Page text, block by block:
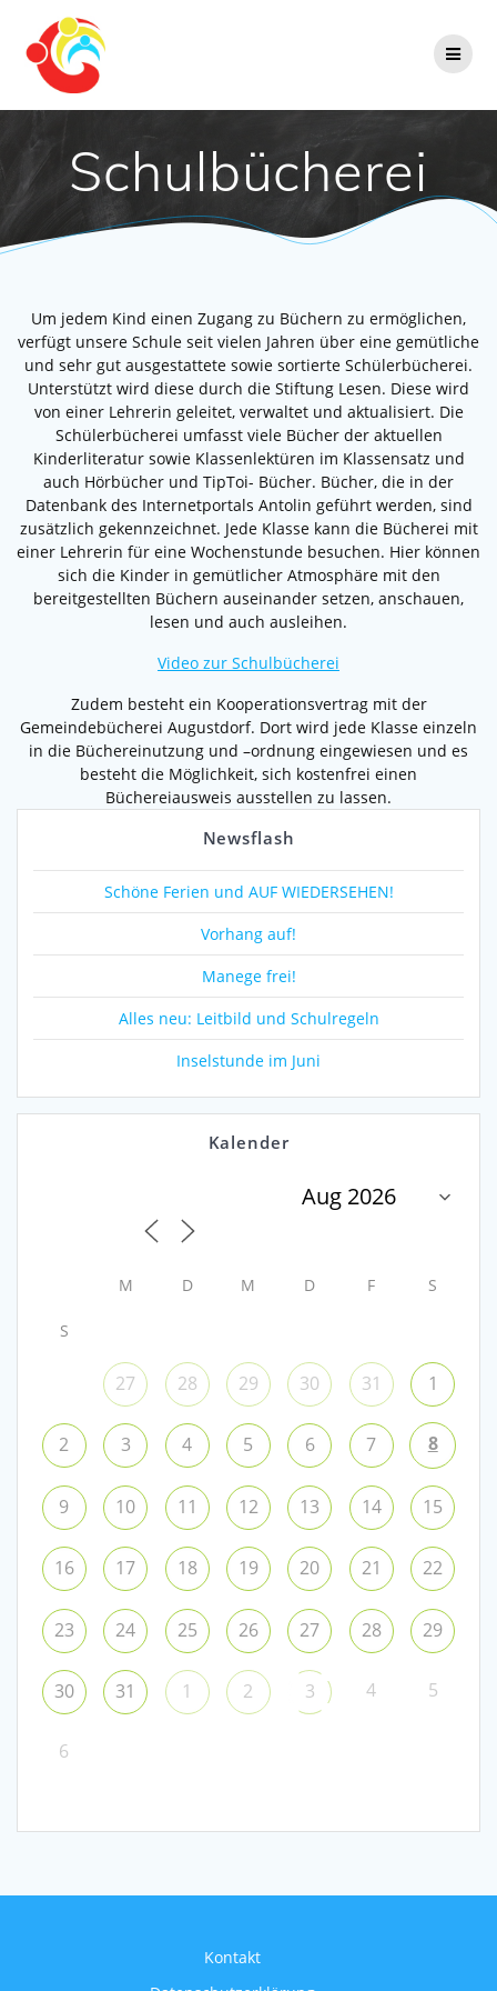
Schulbücherei
Um jedem Kind einen Zugang zu Büchern zu ermöglichen,
verfügt unsere Schule seit vielen Jahren über eine gemütliche
und sehr gut ausgestattete sowie sortierte Schülerbücherei.
Unterstützt wird diese durch die Stiftung Lesen. Diese wird
von einer Lehrerin geleitet, verwaltet und aktualisiert. Die
Schülerbücherei umfasst viele Bücher der aktuellen
Kinderliteratur sowie Klassenlektüren im Klassensatz und
auch Hörbücher und TipToi- Bücher. Bücher, die in der
Datenbank des Internetportals Antolin geführt werden, sind
zusätzlich gekennzeichnet. Jede Klasse kann die Bücherei mit
einer Lehrerin für eine Wochenstunde besuchen. Hier können
sich die Kinder in gemütlicher Atmosphäre mit den
bereitgestellten Büchern auseinander setzen, anschauen,
lesen und auch ausleihen.
Video zur Schulbücherei
Zudem besteht ein Kooperationsvertrag mit der
Gemeindebücherei Augustdorf. Dort wird jede Klasse einzeln
in die Büchereinutzung und –ordnung eingewiesen und es
besteht die Möglichkeit, sich kostenfrei einen
Büchereiausweis ausstellen zu lassen.
Newsflash
Schöne Ferien und AUF WIEDERSEHEN!
Vorhang auf!
Manege frei!
Alles neu: Leitbild und Schulregeln
Inselstunde im Juni
Kalender
M D M D F S
S
27 28 29 30 31 1
2 3 4 5 6 7 8
9 10 11 12 13 14 15
16 17 18 19 20 21 22
23 24 25 26 27 28 29
30 31 1 2 3 4 5
6
Kontakt